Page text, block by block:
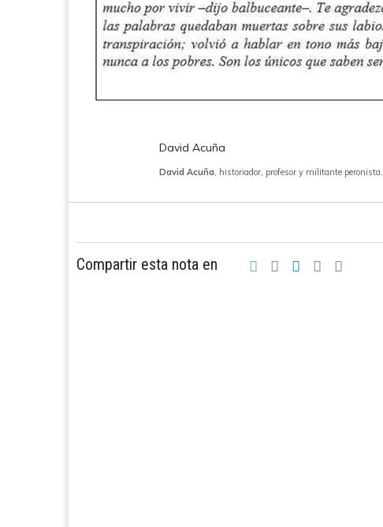
David Acuña
David Acuña, historiador, profesor y militante peronista.
Compartir esta nota en